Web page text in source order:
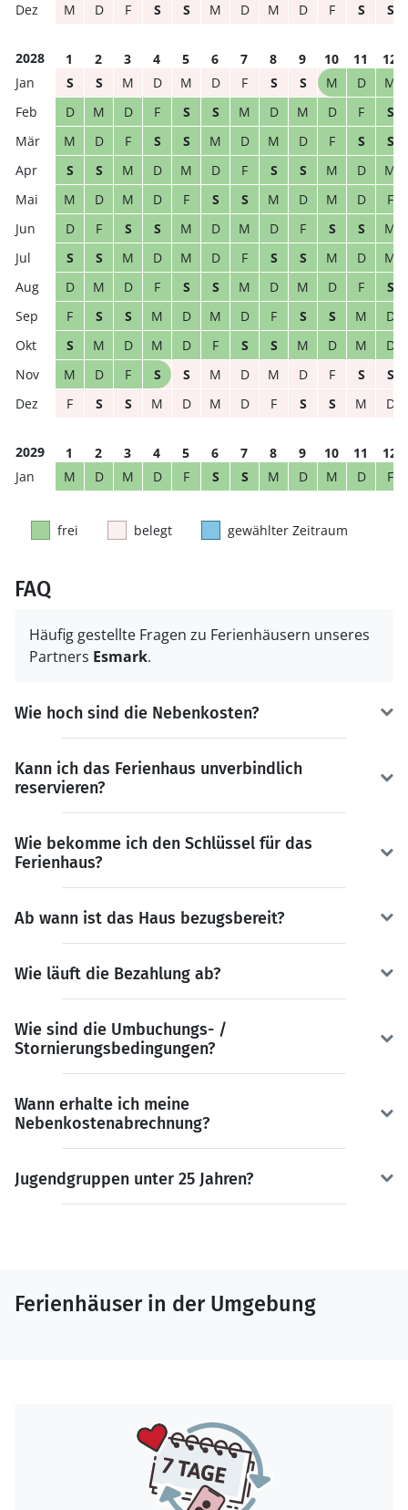
M D F S S M D M D F S S
2028 1 2 3 4 5 6 7 8 9 10 11
12
S
S M D M D F S S M D
M
D
M D F S S M D M D F
S
M
D F S S M D M D F S
S
S
S M D M D F S S M D
M
M
D M D F S S M D M D
F
D
F S S M D M D F S S
M
S
S M D M D F S S M D
M
D
M D F S S M D M D F
S
F
S S M D M D F S S M
D
S
M D M D F S S M D M
D
M
D F S S M D M D F S
S
F
S S M D M D F S S M D
2029 1 2 3 4 5 6 7 8 9 10 11
12
M
D M D F S S M D M D F
frei belegt gewählter Zeitraum
FAQ
Häufig gestellte Fragen zu Ferienhäusern unseres
Partners Esmark.
Wie hoch sind die Nebenkosten?
Kann ich das Ferienhaus unverbindlich
reservieren?
Wie bekomme ich den Schlüssel für das
Ferienhaus?
Ab wann ist das Haus bezugsbereit?
Wie läuft die Bezahlung ab?
Wie sind die Umbuchungs- /
Stornierungsbedingungen?
Wann erhalte ich meine
Nebenkostenabrechnung?
Jugendgruppen unter 25 Jahren?
Ferienhäuser in der Umgebung